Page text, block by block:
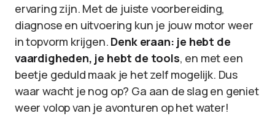
ervaring zijn. Met de juiste voorbereiding,
diagnose en uitvoering kun je jouw motor weer
in topvorm krijgen. Denk eraan: je hebt de
vaardigheden, je hebt de tools, en met een
beetje geduld maak je het zelf mogelijk. Dus
waar wacht je nog op? Ga aan de slag en geniet
weer volop van je avonturen op het water!